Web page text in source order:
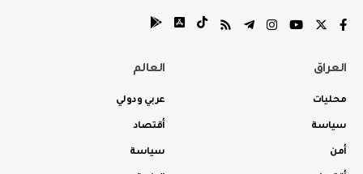
العراق
محليات
سياسة
أمن
العالم
عربي ودولي
أقتصاد
سياسة